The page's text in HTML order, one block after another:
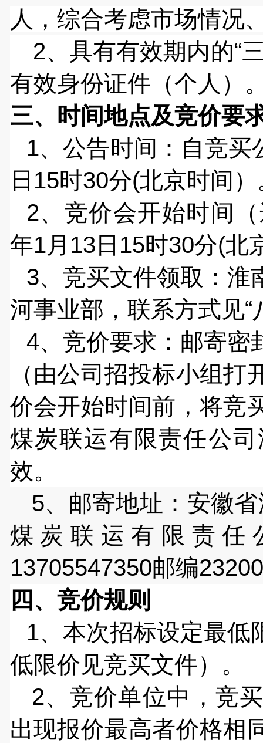
人，综合考虑市场情况
2、具有有效期内的“
有效身份证件（个人）
三、 时间地点及竞价要
1、公告时间：自竞买
日15时30分(北京时间）
2、竞价会开始时间
年1月13日15时30分(北
3、竞买文件领取：淮
河事业部，联系方式见“
4、竞价要求：邮寄密
（由公司招投标小组
价会开始时间前，将竞
煤炭联运有限责任公
效。
5、 邮寄地址 ： 安徽
煤炭联运有限责任
13705547350邮编
四、竞价规则
1、本次招标设定最低
低限价见竞买文件）。
2、竞价单位中，竞
出现报价最高者价格相